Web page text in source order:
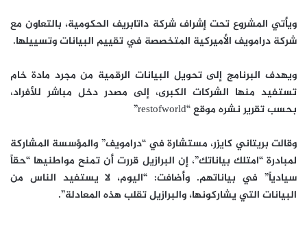
ويأتي المشروع تحت إشراف شركة داتابريف الحكومية، بالتعاون مع
شركة درامويف الأميركية المتخصصة في تقييم البيانات وتسييلها.
ويهدف البرنامج إلى تحويل البيانات الرقمية من مجرد مادة خام
تستفيد منها الشركات الكبرى، إلى مصدر دخل مباشر للأفراد،
بحسب تقرير نشره موقع “restofworld”
وقالت بريتاني كايزر، مستشارة في “درامويف” والمؤسسة المشاركة
لمبادرة “امتلك بياناتك”، إن البرازيل قررت أن تمنح مواطنيها “حقاً
سيادياً” في بياناتهم. وأضافت: “اليوم، لا يستفيد الناس من
البيانات التي يشاركونها، والبرازيل تقلب هذه المعادلة”.